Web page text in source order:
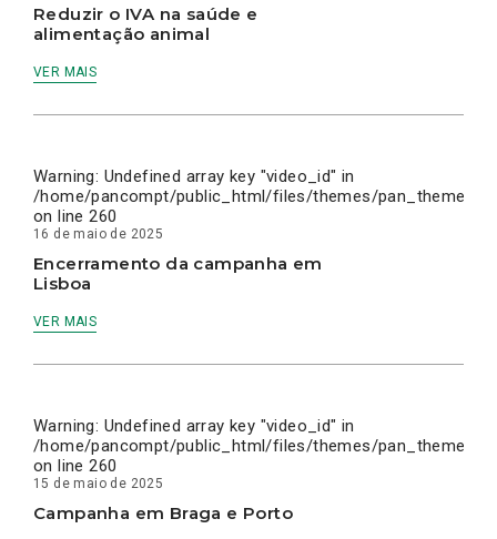
Reduzir o IVA na saúde e
alimentação animal
VER MAIS
Warning: Undefined array key "video_id" in
/home/pancompt/public_html/files/themes/pan_theme/
on line260
16 de maio de 2025
Encerramento da campanha em
Lisboa
VER MAIS
Warning: Undefined array key "video_id" in
/home/pancompt/public_html/files/themes/pan_theme/
on line260
15 de maio de 2025
Campanha em Braga e Porto